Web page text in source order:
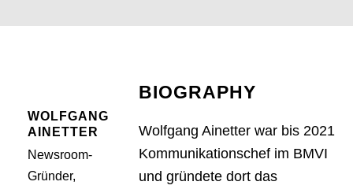
WOLFGANG
AINETTER
Newsroom-
Gründer,
BIOGRAPHY
Wolfgang Ainetter war bis 2021
Kommunikationschef im BMVI
und gründete dort das